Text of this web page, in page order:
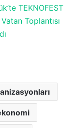
TEKNOFEST
Toplantısı